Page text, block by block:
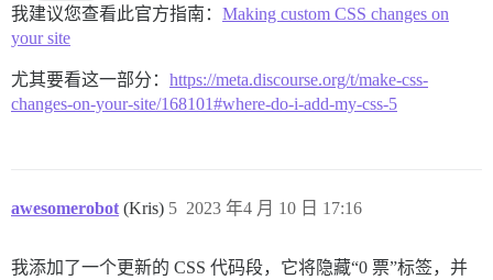
我建议您查看此官方指南： Making custom CSS changes on
your site
尤其要看这一部分： https://meta.discourse.org/t/make-css-
changes-on-your-site/168101#where-do-i-add-my-css-5
awesomerobot (Kris) 2023 年4 月 10 日 17:16
5
我添加了一个更新的 CSS 代码段，它将隐藏“0 票”标签，并